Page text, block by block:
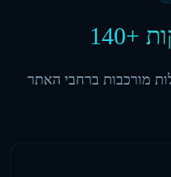
מורכבות ברחבי האתר